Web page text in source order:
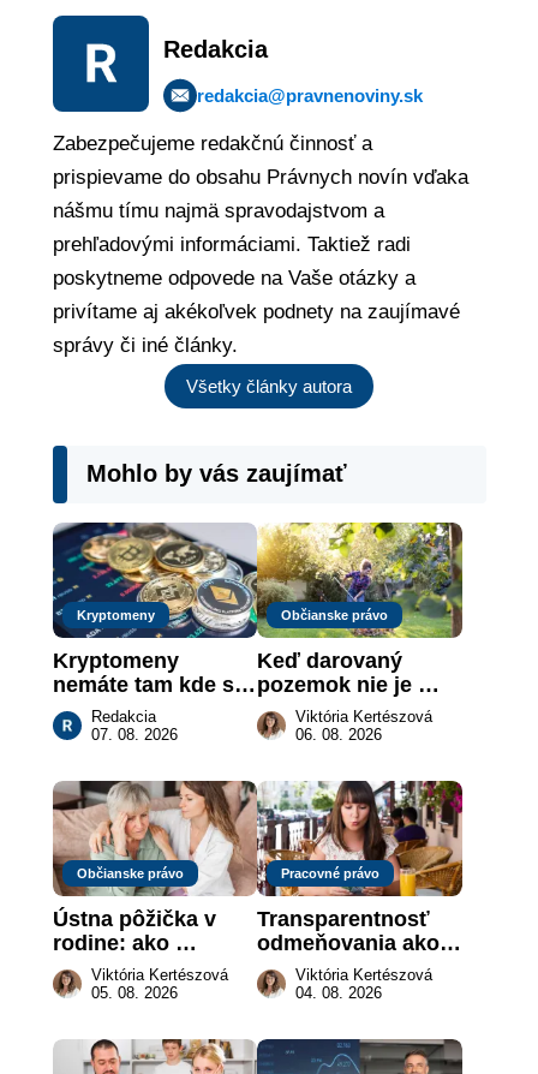
Redakcia
redakcia@pravnenoviny.sk
Zabezpečujeme redakčnú činnosť a
prispievame do obsahu Právnych novín vďaka
nášmu tímu najmä spravodajstvom a
prehľadovými informáciami. Taktiež radi
poskytneme odpovede na Vaše otázky a
privítame aj akékoľvek podnety na zaujímavé
správy či iné články.
Všetky články autora
Mohlo by vás zaujímať
Kryptomeny
Kryptomeny
nemáte tam kde si
myslíte: Viete, kde
sa naozaj
Redakcia
07. 08. 2026
Občianske právo
Keď darovaný
pozemok nie je
„hotová vec“: kedy
môže darca žiadať
Viktória Kertészová
06. 08. 2026
Občianske právo
Ústna pôžička v
rodine: ako
vymôcť peniaze,
keď na papieri nie
Viktória Kertészová
05. 08. 2026
Pracovné právo
Transparentnosť
odmeňovania ako
právna povinnosť:
revolúcia na
práce
Viktória Kertészová
04. 08. 2026